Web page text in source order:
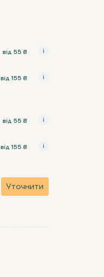
від 55 ₴
від 155 ₴
від 55 ₴
від 155 ₴
Уточнити